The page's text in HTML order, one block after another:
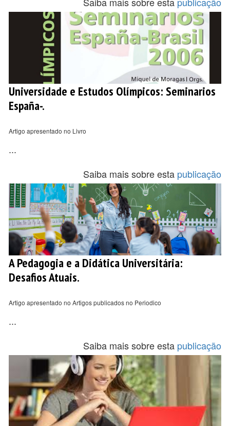
Universidade e Estudos Olímpicos: Seminarios
España-.
Artigo apresentado no Livro
...
Saiba mais sobre esta publicação
A Pedagogia e a Didática Universitária:
Desafios Atuais.
Artigo apresentado no Artigos publicados no Periodico
...
Saiba mais sobre esta publicação